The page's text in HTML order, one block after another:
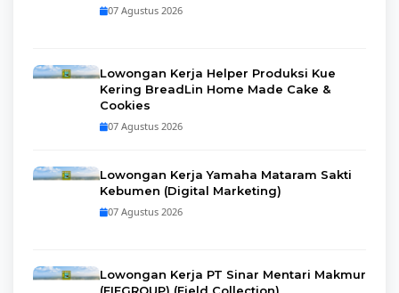
07 Agustus 2026
Lowongan Kerja Helper Produksi Kue
Kering BreadLin Home Made Cake &
Cookies
07 Agustus 2026
Lowongan Kerja Yamaha Mataram Sakti
Kebumen (Digital Marketing)
07 Agustus 2026
Lowongan Kerja PT Sinar Mentari Makmur